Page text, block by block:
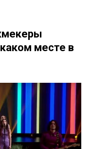
месте в